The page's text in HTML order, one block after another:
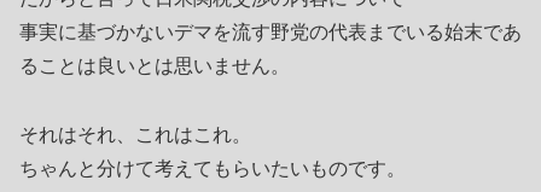
事実に基づかないデマを流す野党の代表までいる始末であ
ることは良いとは思いません。
それはそれ、これはこれ。
ちゃんと分けて考えてもらいたいものです。